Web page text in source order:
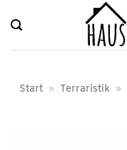
Inhalt
springen
Start » Terraristik »